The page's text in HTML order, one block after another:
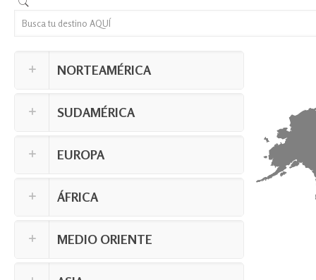
NORTEAMÉRICA
SUDAMÉRICA
EUROPA
ÁFRICA
MEDIO ORIENTE